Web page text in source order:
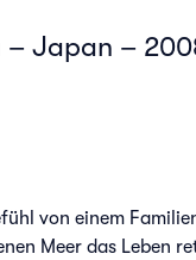
– Japan –
von einem
Meer das Leben